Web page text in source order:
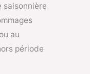
saisonnière
au
période